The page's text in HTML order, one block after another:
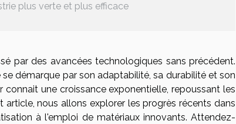
plus verte et plus efficace
par des avancées technologiques sans précédent.
démarque par son adaptabilité, sa durabilité et son
une croissance exponentielle, repoussant les
nous allons explorer les progrès récents dans
à l'emploi de matériaux innovants. Attendez-